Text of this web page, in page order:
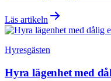
Läs artikeln
Hyresgästen
Hyra lägenhet med